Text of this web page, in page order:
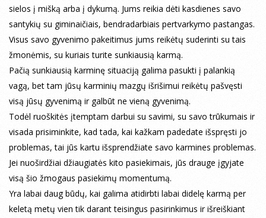
sielos į mišką arba į dykumą. Jums reikia dėti kasdienes savo
santykių su giminaičiais, bendradarbiais pertvarkymo pastangas.
Visus savo gyvenimo pakeitimus jums reikėtų suderinti su tais
žmonėmis, su kuriais turite sunkiausią karmą.
Pačią sunkiausią karminę situaciją galima pasukti į palankią
vagą, bet tam jūsų karminių mazgų išrišimui reikėtų pašvęsti
visą jūsų gyvenimą ir galbūt ne vieną gyvenimą.
Todėl ruoškitės įtemptam darbui su savimi, su savo trūkumais ir
visada prisiminkite, kad tada, kai kažkam padedate išspręsti jo
problemas, tai jūs kartu išsprendžiate savo karmines problemas.
Jei nuoširdžiai džiaugiatės kito pasiekimais, jūs drauge įgyjate
visą šio žmogaus pasiekimų momentumą.
Yra labai daug būdų, kai galima atidirbti labai didelę karmą per
keletą metų vien tik darant teisingus pasirinkimus ir išreiškiant